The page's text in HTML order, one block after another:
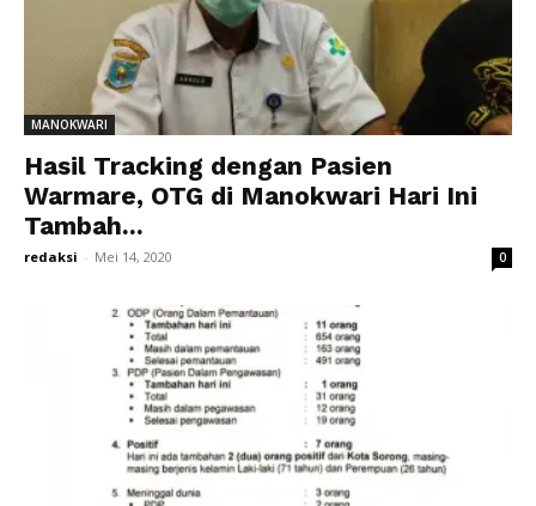
MANOKWARI
Hasil Tracking dengan Pasien
Warmare, OTG di Manokwari Hari Ini
Tambah...
redaksi - Mei 14, 2020 0